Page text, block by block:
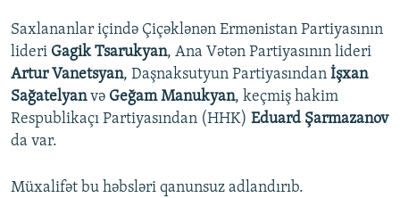
Saxlananlar içində Çiçəklənən Ermənistan Partiyasının
lideri Gagik Tsarukyan, Ana Vətən Partiyasının lideri
Artur Vanetsyan, Daşnaksutyun Partiyasından İşxan
Sağatelyanvə Geğam Manukyan, keçmiş hakim
Respublikaçı Partiyasından (HHK) Eduard Şarmazanov
da var.
Müxalifət bu həbsləri qanunsuz adlandırıb.